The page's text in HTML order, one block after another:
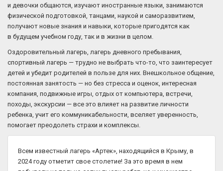
и девочки общаются, изучают иностранные языки, занимаются
физической подготовкой, танцами, наукой и саморазвитием,
получают новые знания и навыки, которые пригодятся как
в будущем учебном году, так и в жизни в целом.
Оздоровительный лагерь, лагерь дневного пребывания,
спортивный лагерь — трудно не выбрать что-то, что заинтересует
детей и убедит родителей в пользе для них. Внешкольное общение,
постоянная занятость — но без стресса и оценок, интересная
компания, подвижные игры, отдых от компьютера, встречи,
походы, экскурсии — все это влияет на развитие личности
ребенка, учит его коммуникабельности, вселяет уверенность,
помогает преодолеть страхи и комплексы.
Всем известный лагерь «Артек», находящийся в Крыму, в
2024 году отметит свое столетие! За это время в нем